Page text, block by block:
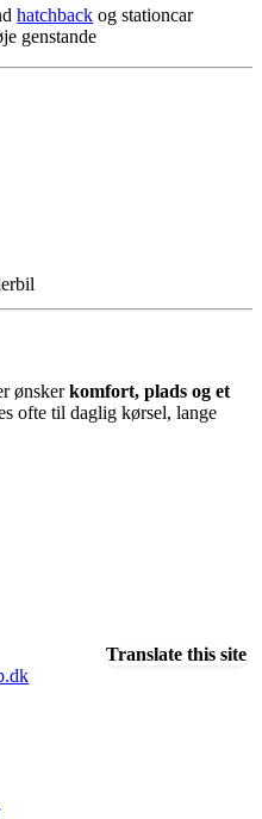
hatchback og stationcar
genstande
ønskerkomfort, plads og et
ofte til daglig kørsel, lange
Translate this site